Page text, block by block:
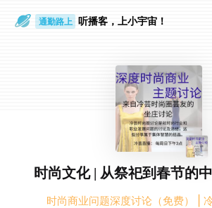
通勤路上 听播客，上小宇宙！
时尚文化 | 从祭祀到春节的
时尚商业问题深度讨论（免费） |